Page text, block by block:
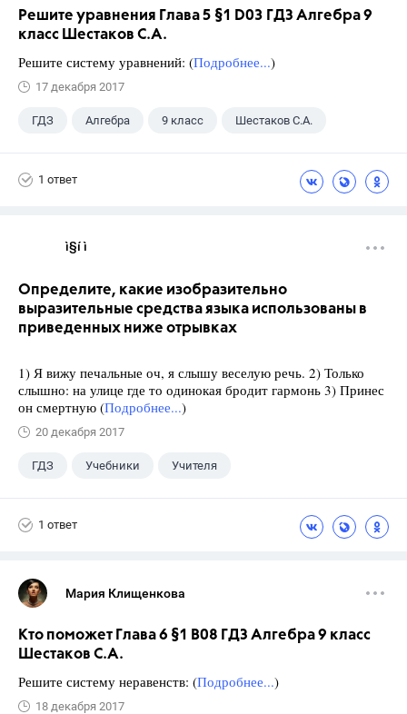
Решите уравнения Глава 5 §1 D03 ГДЗ Алгебра 9
класс Шестаков С.А.
Решите систему уравнений: (Подробнее...)
17 декабря 2017
ГДЗ Алгебра 9 класс Шестаков С.А.
1 ответ
ì§í ì 
Определите, какие изобразительно
выразительные средства языка использованы в
приведенных ниже отрывках
1) Я вижу печальные оч, я слышу веселую речь. 2) Только
слышно: на улице где то одинокая бродит гармонь 3) Принес
он смертную (Подробнее...)
20 декабря 2017
ГДЗ Учебники Учителя
1 ответ
Мария Клищенкова
Кто поможет Глава 6 §1 B08 ГДЗ Алгебра 9 класс
Шестаков С.А.
Решите систему неравенств: (Подробнее...)
18 декабря 2017